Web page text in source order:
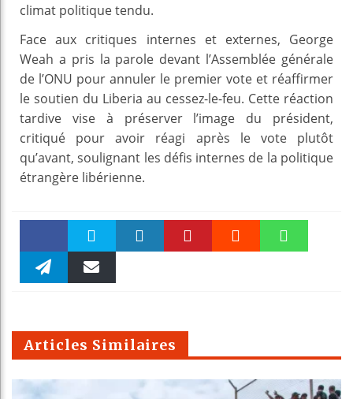
climat politique tendu.
Face aux critiques internes et externes, George
Weah a pris la parole devant l’Assemblée générale
de l’ONU pour annuler le premier vote et réaffirmer
le soutien du Liberia au cessez-le-feu. Cette réaction
tardive vise à préserver l’image du président,
critiqué pour avoir réagi après le vote plutôt
qu’avant, soulignant les défis internes de la politique
étrangère libérienne.
Faceboo Twitter
m
Articles Similaires